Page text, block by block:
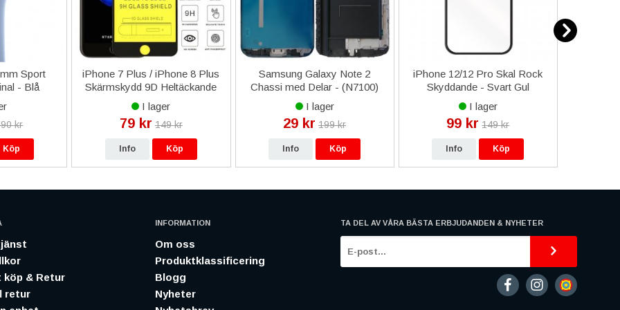
Sport
- Blå
kr
Köp
iPhone 7 Plus / iPhone 8 Plus
Skärmskydd 9D Heltäckande
- Svart
I lager
79 kr 149 kr
Info Köp
Samsung Galaxy Note 2
Chassi med Delar - (N7100)
I lager
29 kr 199 kr
Info Köp
iPhone 12/12 Pro Skal Rock
Skyddande - Svart Gul
I lager
99 kr 149 kr
Info Köp
köp & Retur
retur
INFORMATION
Om oss
Produktklassificering
Blogg
Nyheter
TA DEL AV VÅRA BÄSTA ERBJUDANDEN & NYHETER